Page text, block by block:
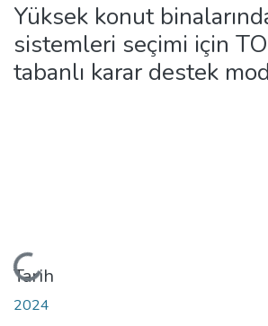
Yüksek konut
sistemleri seçimi için
tabanlı karar destek
Tarih
2024